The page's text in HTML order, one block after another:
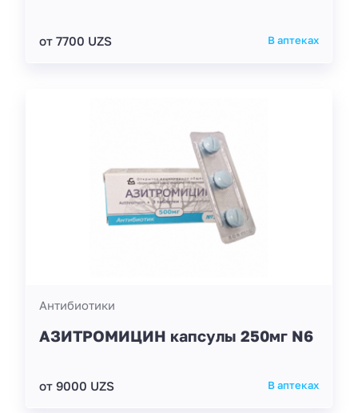
от 7700 UZS В аптеках
Антибиотики
АЗИТРОМИЦИН капсулы 250мг N6
от 9000 UZS В аптеках